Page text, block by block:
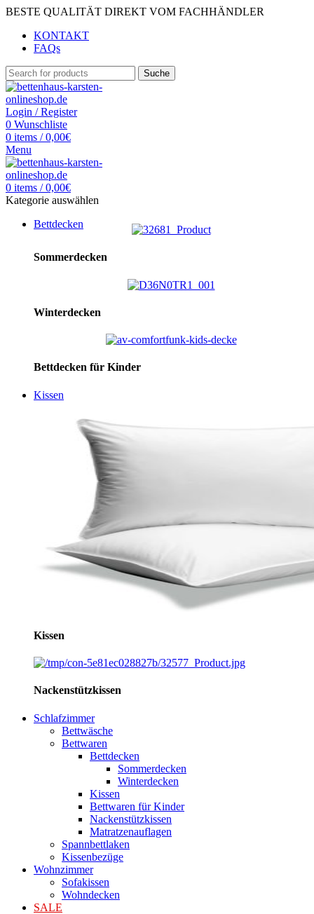
BESTE QUALITÄT DIREKT VOM FACHHÄNDLER
KONTAKT
FAQs
Suche
Login / Register
0 Wunschliste
0 items / 0,00€
Menu
0 items / 0,00€
Kategorie auswählen
Bettdecken
Sommerdecken
Winterdecken
Bettdecken für Kinder
Kissen
Kissen
Nackenstützkissen
Schlafzimmer
Bettwäsche
Bettwaren
Bettdecken
Sommerdecken
Winterdecken
Kissen
Bettwaren für Kinder
Nackenstützkissen
Matratzenauflagen
Spannbettlaken
Kissenbezüge
Wohnzimmer
Sofakissen
Wohndecken
SALE